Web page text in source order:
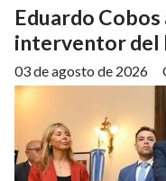
Eduardo
interventor del
03 de agosto de 2026